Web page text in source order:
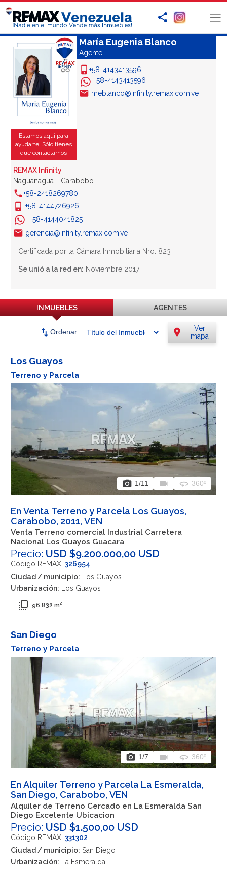
Estamos aquí para
ayudarte: Sólo tienes
que contactarnos
María Eugenia Blanco
Agente
+58-4143413596
+58-4143413596
meblanco@infinity.remax.com.ve
REMAX Infinity
Naguanagua - Carabobo
+58-2418269780
+58-4144726926
+58-4144041825
gerencia@infinity.remax.com.ve
Certificada por la Cámara Inmobiliaria Nro. 823
Se unió a la red en: Noviembre 2017
INMUEBLES AGENTES
swap_vert Ordenar location_on
Ver
mapa
Los Guayos
Terreno y Parcela
photo_camera 1/11 videocam 360 360º
En Venta Terreno y Parcela Los Guayos,
Carabobo, 2011, VEN
Venta Terreno comercial Industrial Carretera
Nacional Los Guayos Guacara
Precio: USD $9.200.000,00 USD
Código REMAX: 326954
Ciudad / municipio: Los Guayos
Urbanización: Los Guayos
flip_to_front 96.832 m²
San Diego
Terreno y Parcela
photo_camera 1/7 videocam 360 360º
En Alquiler Terreno y Parcela La Esmeralda,
San Diego, Carabobo, VEN
Alquiler de Terreno Cercado en La Esmeralda San
Diego Excelente Ubicacion
Precio: USD $1.500,00 USD
Código REMAX: 331302
Ciudad / municipio: San Diego
Urbanización: La Esmeralda